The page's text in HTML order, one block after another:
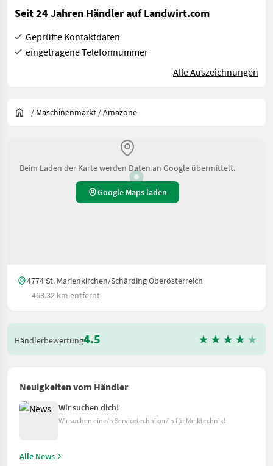
Seit 24 Jahren Händler auf Landwirt.com
Geprüfte Kontaktdaten
eingetragene Telefonnummer
Alle Auszeichnungen
/ Maschinenmarkt /Amazone
Beim Laden der Karte werden Daten an Google übermittelt.
Google Maps laden
4774 St. Marienkirchen/Schärding Oberösterreich
468.32 km entfernt
Händlerbewertung4.5
Neuigkeiten vom Händler
Wir suchen dich!
Wir suchen eine/n Servicetechniker/in für Melktechnik!
Alle News